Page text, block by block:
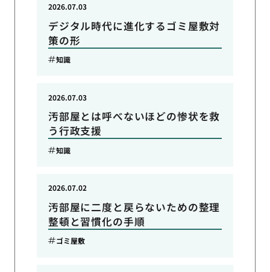
デジタル時代に進化するゴミ屋敷対
策の形
2026.07.03
知識
汚部屋とは呼べないほどの惨状を救
う行政支援
2026.07.03
知識
汚部屋に二度と戻らないための整理
整頓と習慣化の手順
2026.07.02
ゴミ屋敷